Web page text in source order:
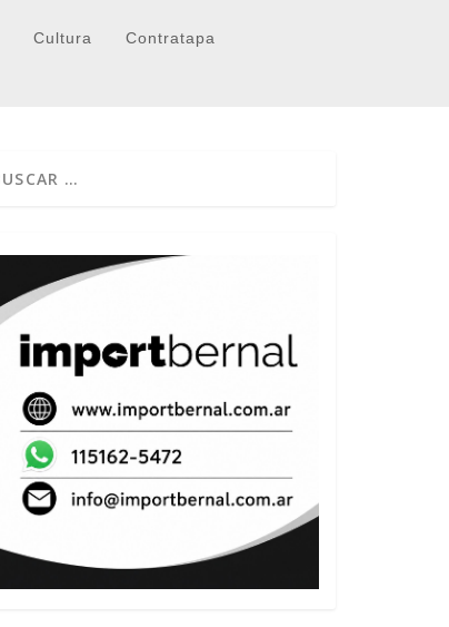
Cultura Contratapa